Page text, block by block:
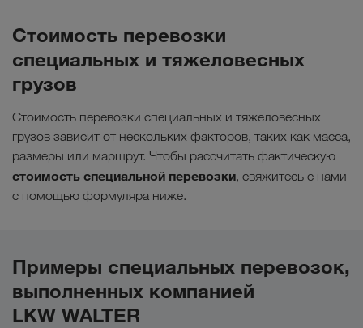
Стоимость перевозки
специальных и тяжеловесных
грузов
Стоимость перевозки специальных и тяжеловесных
грузов зависит от нескольких факторов, таких как масса,
размеры или маршрут. Чтобы рассчитать фактическую
стоимость специальной перевозки, свяжитесь с нами
с помощью формуляра ниже.
Примеры специальных перевозок,
выполненных компанией
LKW WALTER